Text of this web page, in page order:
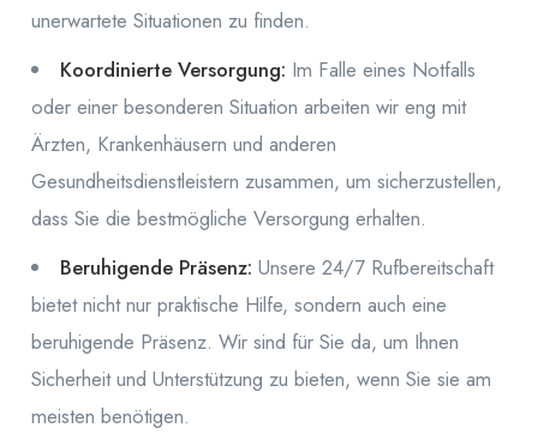
unerwartete Situationen zu finden.
Koordinierte Versorgung: Im Falle eines Notfalls
oder einer besonderen Situation arbeiten wir eng mit
Ärzten, Krankenhäusern und anderen
Gesundheitsdienstleistern zusammen, um sicherzustellen,
dass Sie die bestmögliche Versorgung erhalten.
Beruhigende Präsenz: Unsere 24/7 Rufbereitschaft
bietet nicht nur praktische Hilfe, sondern auch eine
beruhigende Präsenz. Wir sind für Sie da, um Ihnen
Sicherheit und Unterstützung zu bieten, wenn Sie sie am
meisten benötigen.